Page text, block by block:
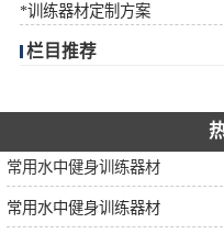
*训练器材定制方案
栏目推荐
常用水中健身训练器材
常用水中健身训练器材